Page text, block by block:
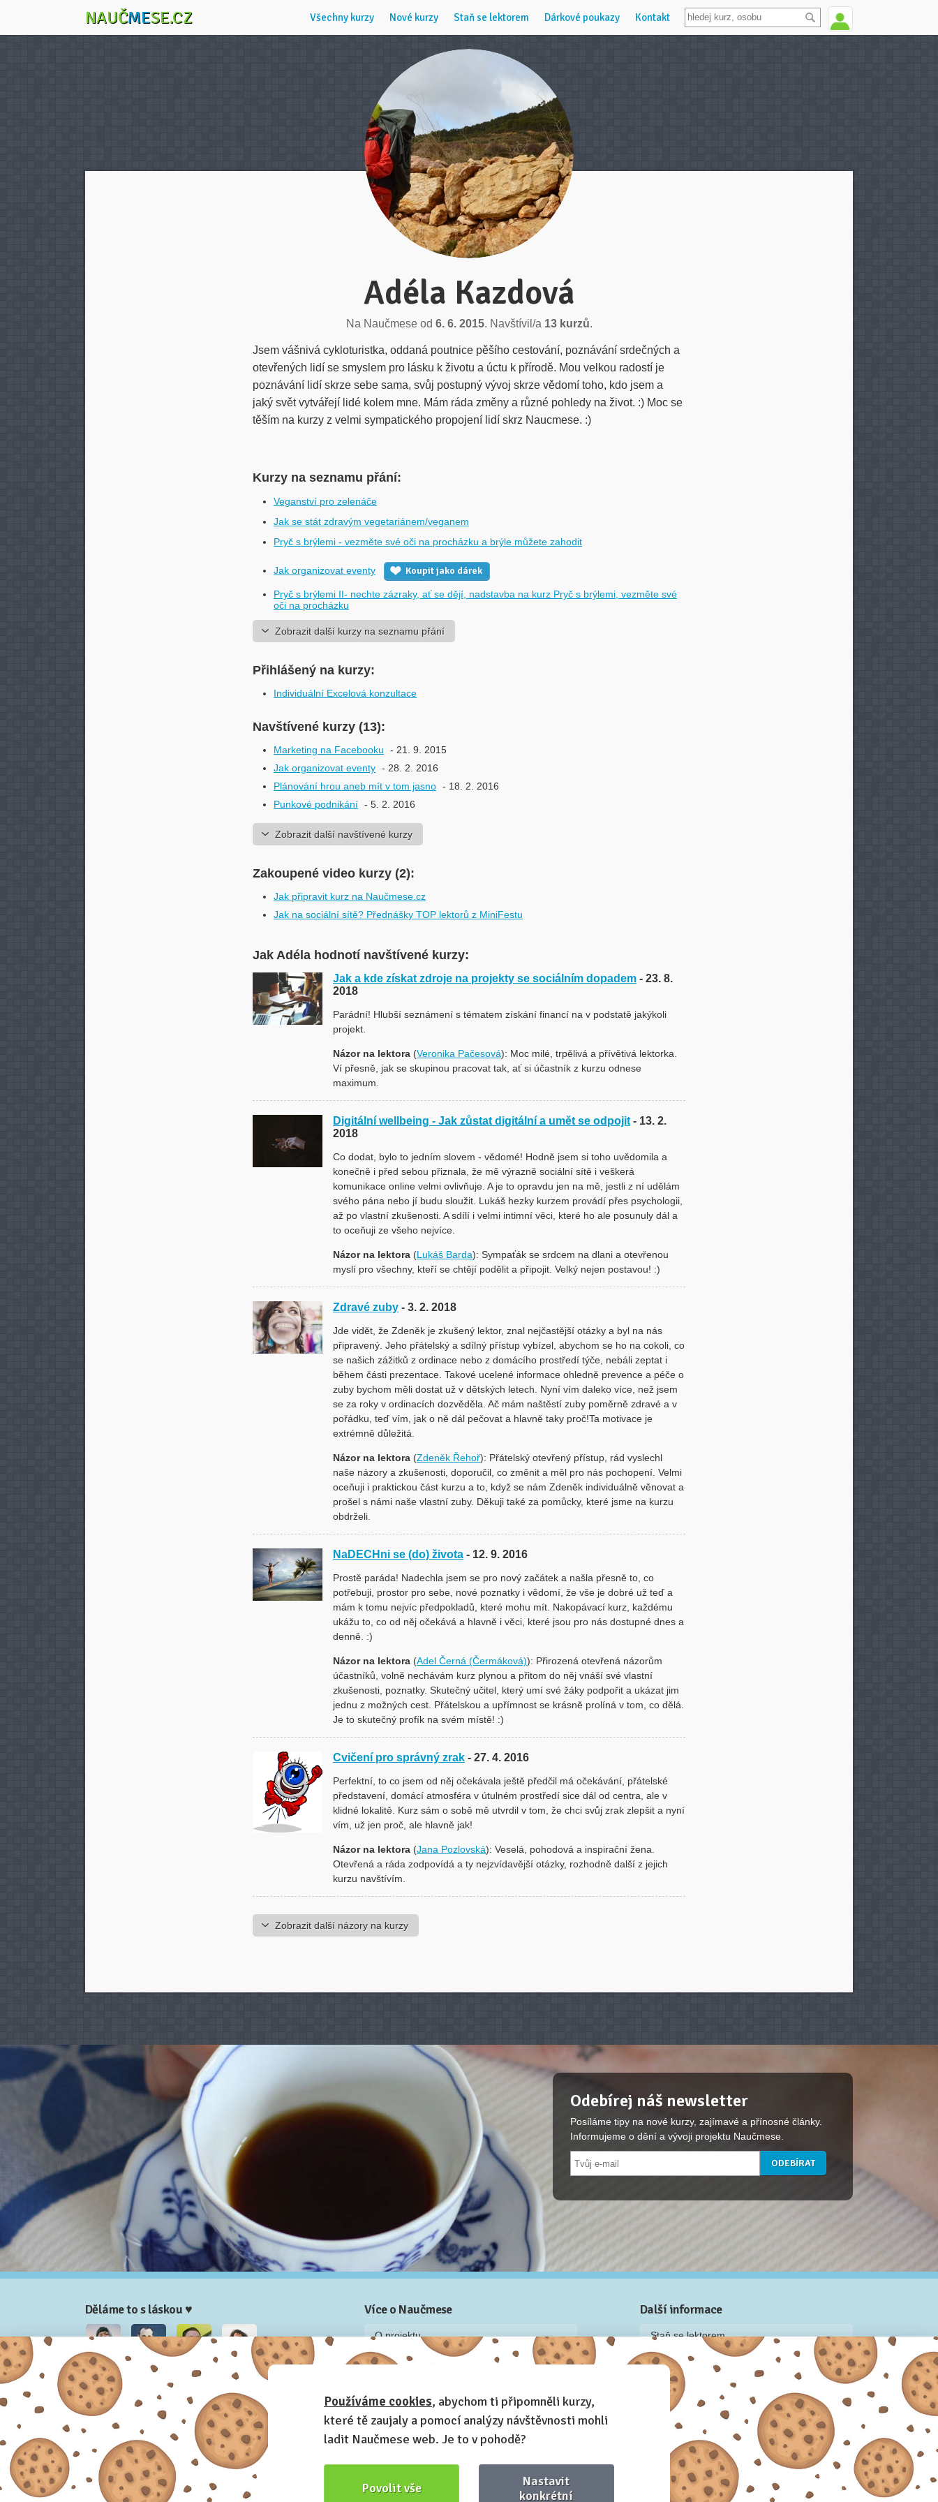
NAUČMESE.CZ Všechny kurzy Nové kurzy Staň se lektorem Dárkové poukazy Kontakt
Adéla Kazdová
Na Naučmese od 6. 6. 2015. Navštívil/a 13 kurzů.
Jsem vášnivá cykloturistka, oddaná poutnice pěšího cestování, poznávání srdečných a
otevřených lidí se smyslem pro lásku k životu a úctu k přírodě. Mou velkou radostí je
poznávání lidí skrze sebe sama, svůj postupný vývoj skrze vědomí toho, kdo jsem a
jaký svět vytvářejí lidé kolem mne. Mám ráda změny a různé pohledy na život. :) Moc se
těším na kurzy z velmi sympatického propojení lidí skrz Naucmese. :)
Kurzy na seznamu přání:
Veganství pro zelenáče
Jak se stát zdravým vegetariánem/veganem
Pryč s brýlemi - vezměte své oči na procházku a brýle můžete zahodit
Jak organizovat eventy Koupit jako dárek
Pryč s brýlemi II- nechte zázraky, ať se dějí, nadstavba na kurz Pryč s brýlemi, vezměte své
oči na procházku
Zobrazit další kurzy na seznamu přání
Přihlášený na kurzy:
Individuální Excelová konzultace
Navštívené kurzy (13):
Marketing na Facebooku
- 21. 9. 2015
Jak organizovat eventy - 28. 2. 2016
Plánování hrou aneb mít v tom jasno - 18. 2. 2016
Punkové podnikání - 5. 2. 2016
Zobrazit další navštívené kurzy
Zakoupené video kurzy (2):
Jak připravit kurz na Naučmese.cz
Jak na sociální sítě? Přednášky TOP lektorů z MiniFestu
Jak Adéla hodnotí navštívené kurzy:
Jak a kde získat zdroje na projekty se sociálním dopadem - 23. 8.
2018
Parádní! Hlubší seznámení s tématem získání financí na v podstatě jakýkoli
projekt.
Názor na lektora (Veronika Pačesová): Moc milé, trpělivá a přívětivá lektorka.
Ví přesně, jak se skupinou pracovat tak, ať si účastník z kurzu odnese
maximum.
Digitální wellbeing - Jak zůstat digitální a umět se odpojit - 13. 2.
2018
Co dodat, bylo to jedním slovem - vědomé! Hodně jsem si toho uvědomila a
konečně i před sebou přiznala, že mě výrazně sociální sítě i veškerá
komunikace online velmi ovlivňuje. A je to opravdu jen na mě, jestli z ní udělám
svého pána nebo jí budu sloužit. Lukáš hezky kurzem provádí přes psychologii,
až po vlastní zkušenosti. A sdílí i velmi intimní věci, které ho ale posunuly dál a
to oceňuji ze všeho nejvíce.
Názor na lektora (Lukáš Barda): Sympaťák se srdcem na dlani a otevřenou
myslí pro všechny, kteří se chtějí podělit a připojit. Velký nejen postavou! :)
Zdravé zuby - 3. 2. 2018
Jde vidět, že Zdeněk je zkušený lektor, znal nejčastější otázky a byl na nás
připravený. Jeho přátelský a sdílný přístup vybízel, abychom se ho na cokoli, co
se našich zážitků z ordinace nebo z domácího prostředí týče, nebáli zeptat i
během části prezentace. Takové ucelené informace ohledně prevence a péče o
zuby bychom měli dostat už v dětských letech. Nyní vím daleko více, než jsem
se za roky v ordinacích dozvěděla. Ač mám naštěstí zuby poměrně zdravé a v
pořádku, teď vím, jak o ně dál pečovat a hlavně taky proč!Ta motivace je
extrémně důležitá.
Názor na lektora (Zdeněk Řehoř): Přátelský otevřený přístup, rád vyslechl
naše názory a zkušenosti, doporučil, co změnit a měl pro nás pochopení. Velmi
oceňuji i praktickou část kurzu a to, když se nám Zdeněk individuálně věnovat a
prošel s námi naše vlastní zuby. Děkuji také za pomůcky, které jsme na kurzu
obdrželi.
NaDECHni se (do) života - 12. 9. 2016
Prostě paráda! Nadechla jsem se pro nový začátek a našla přesně to, co
potřebuji, prostor pro sebe, nové poznatky i vědomí, že vše je dobré už teď a
mám k tomu nejvíc předpokladů, které mohu mít. Nakopávací kurz, každému
ukážu to, co od něj očekává a hlavně i věci, které jsou pro nás dostupné dnes a
denně. :)
Názor na lektora (Adel Černá (Čermáková)): Přirozená otevřená názorům
účastníků, volně nechávám kurz plynou a přitom do něj vnáší své vlastní
zkušenosti, poznatky. Skutečný učitel, který umí své žáky podpořit a ukázat jim
jednu z možných cest. Přátelskou a upřímnost se krásně prolíná v tom, co dělá.
Je to skutečný profík na svém místě! :)
Cvičení pro správný zrak - 27. 4. 2016
Perfektní, to co jsem od něj očekávala ještě předčil má očekávání, přátelské
představení, domácí atmosféra v útulném prostředí sice dál od centra, ale v
klidné lokalitě. Kurz sám o sobě mě utvrdil v tom, že chci svůj zrak zlepšit a nyní
vím, už jen proč, ale hlavně jak!
Názor na lektora (Jana Pozlovská): Veselá, pohodová a inspirační žena.
Otevřená a ráda zodpovídá a ty nejzvídavější otázky, rozhodně další z jejich
kurzu navštívím.
Zobrazit další názory na kurzy
Odebírej náš newsletter
Posíláme tipy na nové kurzy, zajímavé a přínosné články.
Informujeme o dění a vývoji projektu Naučmese.
Děláme to s láskou ♥
Nela Josef Honza
Více o Naučmese
O projektu
Blog: recenze z kurzů, rozhovory a články
Příběh Naučmese
Naučmese festivaly
Náš systém pro vaši firmu
Prostory pro pořádání kurzů
Kontakt a fakturační údaje
Další informace
Staň se lektorem
Video: Jak připravit kurz na Naučmese
Často kladené dotazy
Dárkové poukazy
Podmínky užívání
Obchodní podmínky
Zásady používání cookie souborů
Pravidla ochrany osobních údajů
Používáme cookies, abychom ti připomněli kurzy,
které tě zaujaly a pomocí analýzy návštěvnosti mohli
ladit Naučmese web. Je to v pohodě?
Povolit vše
Nastavit
konkrétní